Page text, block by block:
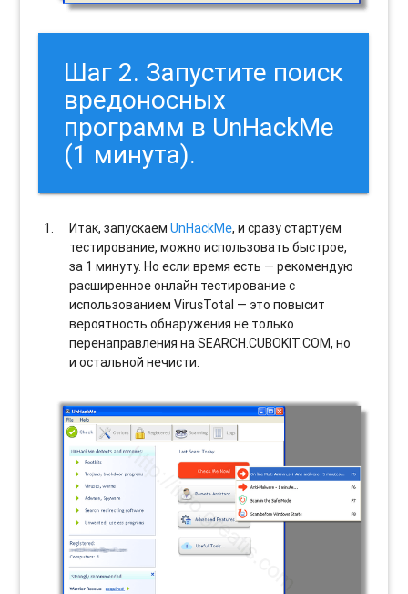
Шаг 2. Запустите поиск
вредоносных
программ в UnHackMe
(1 минута).
Итак, запускаемUnHackMe, и сразу стартуем
тестирование, можно использовать быстрое,
за 1 минуту. Но если время есть — рекомендую
расширенное онлайн тестирование с
использованием VirusTotal — это повысит
вероятность обнаружения не только
перенаправления на SEARCH.CUBOKIT.COM, но
и остальной нечисти.